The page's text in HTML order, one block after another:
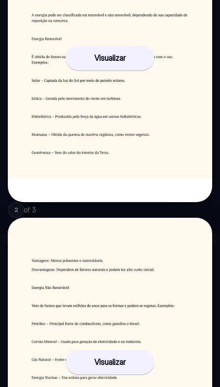
Visualizar
2 of 3
Visualizar